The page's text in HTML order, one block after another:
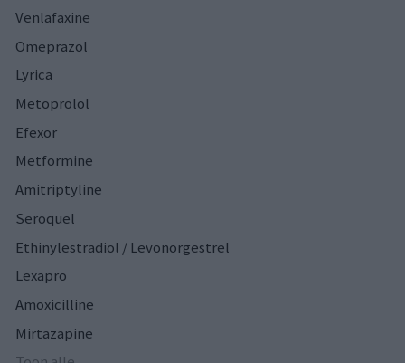
Venlafaxine
Omeprazol
Lyrica
Metoprolol
Efexor
Metformine
Amitriptyline
Seroquel
Ethinylestradiol / Levonorgestrel
Lexapro
Amoxicilline
Mirtazapine